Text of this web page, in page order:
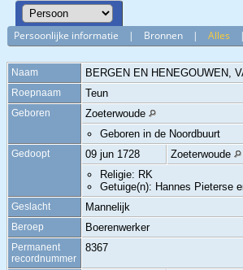
Persoonlijke informatie | Bronnen |Alles
Naam BERGEN EN HENEGOUWEN,
Roepnaam Teun
Geboren
Zoeterwoude
Geboren in de Noordbuurt
Gedoopt 09 jun 1728
Zoeterwoude
Religie: RK
Getuige(n): Hannes Pieterse
Geslacht Mannelijk
Beroep Boerenwerker
Permanent
recordnummer
8367